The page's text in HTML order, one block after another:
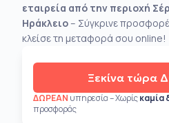
εταιρεία από την περιοχή
Ηράκλειο – Σύγκρινε
κλείσε τη μεταφορά σου online!
Ξεκίνα τώρα
ΔΩΡΕΑΝ υπηρεσία – Χωρίςκαμία
προσφοράς